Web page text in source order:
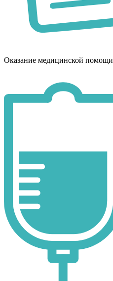
Оказание медицинской помощи